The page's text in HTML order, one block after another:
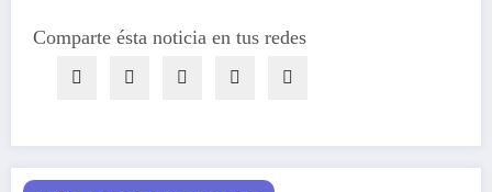
Comparte ésta noticia en tus redes